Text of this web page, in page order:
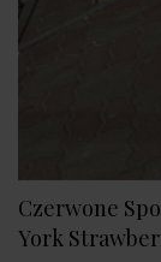
Czerwone
York